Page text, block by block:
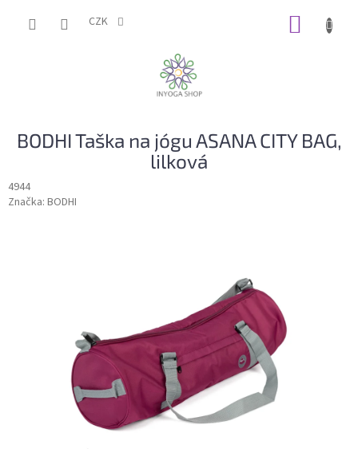
CZK
BODHI Taška na jógu ASANA CITY BAG,
lilková
4944
Značka: BODHI